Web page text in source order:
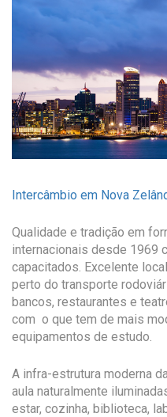
Intercâmbio em Nova
Qualidade e tradição em
internacionais desde 1969
capacitados. Excelente
perto do transporte
bancos, restaurantes e
com o que tem de mais
equipamentos de estudo.
A infra-estrutura moderna
aula naturalmente
estar, cozinha, biblioteca,